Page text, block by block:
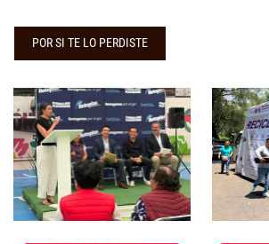
POR SI TE LO PERDISTE